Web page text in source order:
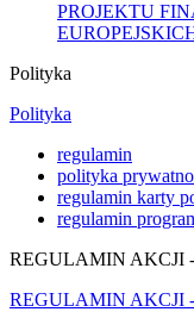
PROJEKTU
Polityka
Polityka
regulamin
polityka
regulamin karty
regulamin
REGULAMIN AKCJI
REGULAMIN AKCJI